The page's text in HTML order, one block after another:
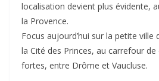
localisation devient plus évidente,
la Provence.
Focus aujourd’hui sur la petite ville
la Cité des Princes, au carrefour
fortes, entre Drôme et Vaucluse.